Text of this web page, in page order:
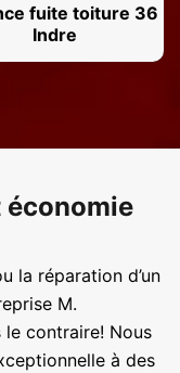
fuite toiture 36
Indre
économie
la réparation d’un
M.
le contraire! Nous
à des